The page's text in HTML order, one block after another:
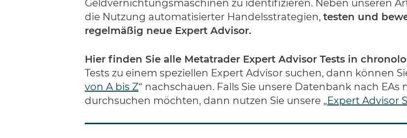
Geldvernichtungsmaschinen zu identifizieren. Neben unseren
die Nutzung automatisierter Handelsstrategien, testen und
regelmäßig neue Expert Advisor.
Hier finden Sie alle Metatrader Expert Advisor Tests in
Tests zu einem speziellen Expert Advisor suchen, dann können
von A bis Z“ nachschauen. Falls Sie unsere Datenbank nach EAs
durchsuchen möchten, dann nutzen Sie unsere „ Expert Advisor